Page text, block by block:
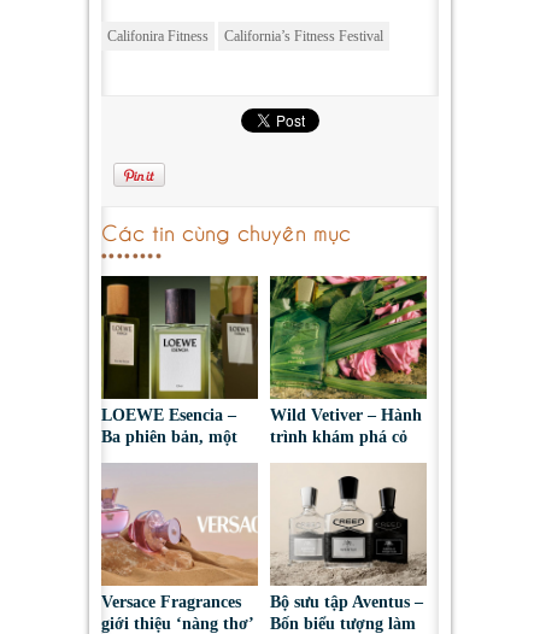
Califonira Fitness California’s Fitness Festival
Các tin cùng chuyên mục
LOEWE Esencia –
Ba phiên bản, một
bản sắc nam tính
Wild Vetiver – Hành
trình khám phá cỏ
hương bài dưới góc
nhìn của Creed
Versace Fragrances
giới thiệu ‘nàng thơ’
Bộ sưu tập Aventus –
Bốn biểu tượng làm